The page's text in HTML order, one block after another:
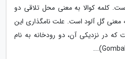
کلمه کوالا به معنی محل تلاقی دو
معنی گل آلود است. علت نامگذاری این
که در نزدیکی آن، دو رودخانه به نام